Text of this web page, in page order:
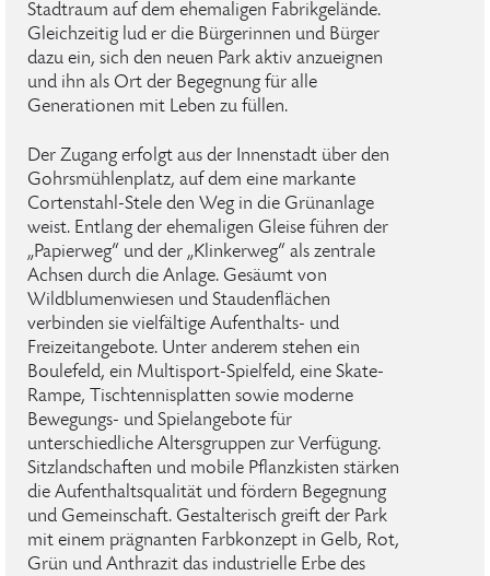
Stadtraum auf dem ehemaligen Fabrikgelände.
Gleichzeitig lud er die Bürgerinnen und Bürger
dazu ein, sich den neuen Park aktiv anzueignen
und ihn als Ort der Begegnung für alle
Generationen mit Leben zu füllen.
Der Zugang erfolgt aus der Innenstadt über den
Gohrsmühlenplatz, auf dem eine markante
Cortenstahl-Stele den Weg in die Grünanlage
weist. Entlang der ehemaligen Gleise führen der
„Papierweg“ und der „Klinkerweg“ als zentrale
Achsen durch die Anlage. Gesäumt von
Wildblumenwiesen und Staudenflächen
verbinden sie vielfältige Aufenthalts- und
Freizeitangebote. Unter anderem stehen ein
Boulefeld, ein Multisport-Spielfeld, eine Skate-
Rampe, Tischtennisplatten sowie moderne
Bewegungs- und Spielangebote für
unterschiedliche Altersgruppen zur Verfügung.
Sitzlandschaften und mobile Pflanzkisten stärken
die Aufenthaltsqualität und fördern Begegnung
und Gemeinschaft. Gestalterisch greift der Park
mit einem prägnanten Farbkonzept in Gelb, Rot,
Grün und Anthrazit das industrielle Erbe des